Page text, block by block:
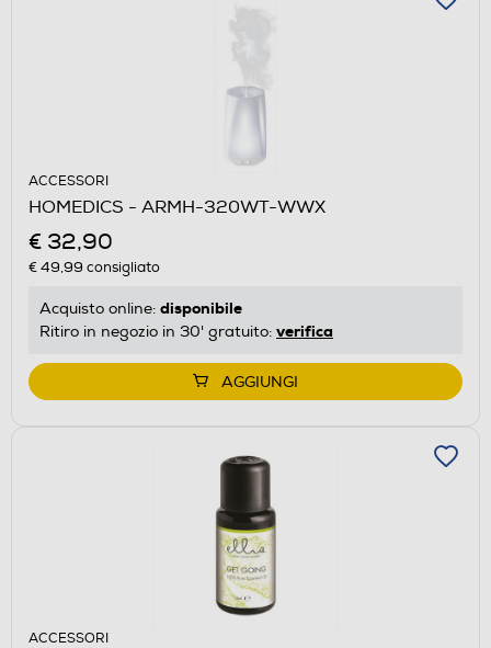
ACCESSORI
HOMEDICS - ARMH-320WT-WWX
€ 32,90
€ 49,99 consigliato
Acquisto online: disponibile
Ritiro in negozio in 30' gratuito: verifica
AGGIUNGI
ACCESSORI